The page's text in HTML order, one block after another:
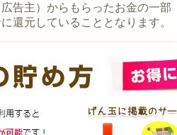
告主）からもらったお金の一部
還元していることとなります。